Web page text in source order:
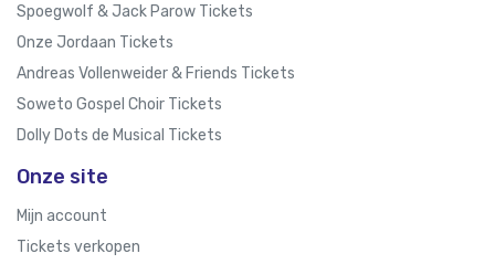
Spoegwolf & Jack Parow Tickets
Onze Jordaan Tickets
Andreas Vollenweider & Friends Tickets
Soweto Gospel Choir Tickets
Dolly Dots de Musical Tickets
Onze site
Mijn account
Tickets verkopen